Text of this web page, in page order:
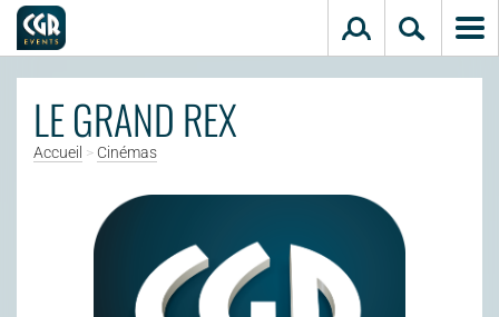
LE GRAND REX
Accueil > Cinémas